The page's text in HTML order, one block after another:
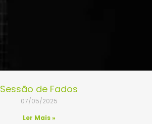
Sessão de Fados
07/05/2025
Ler Mais »